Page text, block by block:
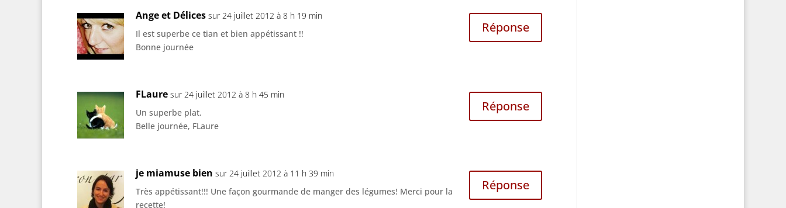
Ange et Délices sur 24 juillet 2012 à 8 h 19 min
Il est superbe ce tian et bien appétissant !!
Bonne journée
Réponse
FLaure sur 24 juillet 2012 à 8 h 45 min
Un superbe plat.
Belle journée, FLaure
Réponse
je miamuse bien sur 24 juillet 2012 à 11 h 39 min
Très appétissant!!! Une façon gourmande de manger des légumes! Merci pour la
recette!
Réponse